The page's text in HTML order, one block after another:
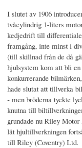
I slutet av 1906
tvåcylindrig 1-liters
kedjedrift till
framgång, inte minst i
(till skillnad från de då
hjulsystem kom att bli
konkurrerande
hade slutat att tillverka
- men bröderna tyckte
knutna till
grundade nu Riley
lät hjultillverkningen
till Riley (Coventry) Ltd.